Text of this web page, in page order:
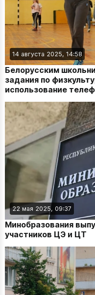
14 августа 2025, 14:58
Белорусским
задания по
использование
22 мая 2025, 09:37
Минобразования
участников ЦЭ и ЦТ